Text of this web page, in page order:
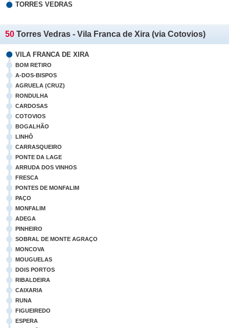
TORRES VEDRAS
50 Torres Vedras - Vila Franca de Xira (via Cotovios)
VILA FRANCA DE XIRA
BOM RETIRO
A-DOS-BISPOS
AGRUELA (CRUZ)
RONDULHA
CARDOSAS
COTOVIOS
BOGALHÃO
LINHÔ
CARRASQUEIRO
PONTE DA LAGE
ARRUDA DOS VINHOS
FRESCA
PONTES DE MONFALIM
PAÇO
MONFALIM
ADEGA
PINHEIRO
SOBRAL DE MONTE AGRAÇO
MONCOVA
MOUGUELAS
DOIS PORTOS
RIBALDEIRA
CAIXARIA
RUNA
FIGUEIREDO
ESPERA